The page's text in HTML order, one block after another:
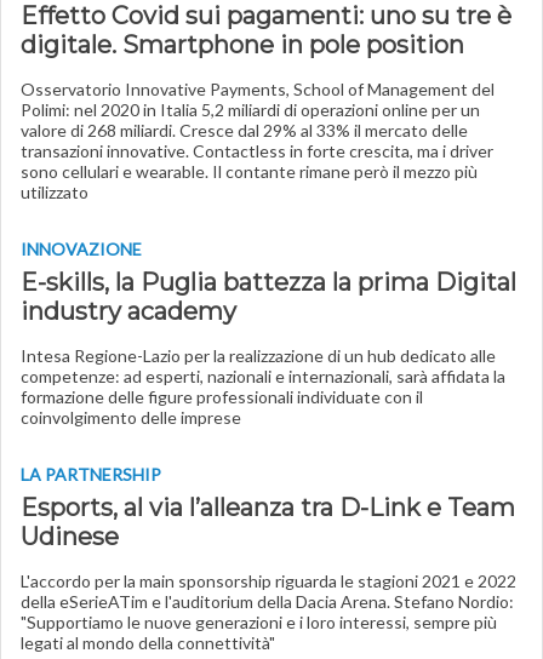
Effetto Covid sui pagamenti: uno su tre è
digitale. Smartphone in pole position
Osservatorio Innovative Payments, School of Management del
Polimi: nel 2020 in Italia 5,2 miliardi di operazioni online per un
valore di 268 miliardi. Cresce dal 29% al 33% il mercato delle
transazioni innovative. Contactless in forte crescita, ma i driver
sono cellulari e wearable. Il contante rimane però il mezzo più
utilizzato
INNOVAZIONE
E-skills, la Puglia battezza la prima Digital
industry academy
Intesa Regione-Lazio per la realizzazione di un hub dedicato alle
competenze: ad esperti, nazionali e internazionali, sarà affidata la
formazione delle figure professionali individuate con il
coinvolgimento delle imprese
LA PARTNERSHIP
Esports, al via l’alleanza tra D-Link e Team
Udinese
L'accordo per la main sponsorship riguarda le stagioni 2021 e 2022
della eSerieATim e l'auditorium della Dacia Arena. Stefano Nordio:
"Supportiamo le nuove generazioni e i loro interessi, sempre più
legati al mondo della connettività"